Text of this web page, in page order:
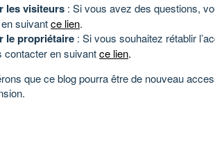
les visiteurs : Si vous avez des questions,
suivantce lien.
le propriétaire : Si vous souhaitez rétablir
contacter en suivantce lien.
que ce blog pourra être de nouveau